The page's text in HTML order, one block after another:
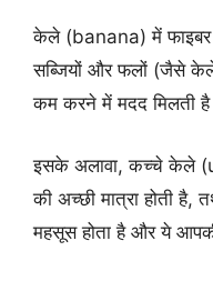
केले (banana) में फाइबर
सब्जियों और फलों (जैसे
कम करने में मदद मिलती
इसके अलावा, कच्चे केले
की अच्छी मात्रा होती
महसूस होता है और ये